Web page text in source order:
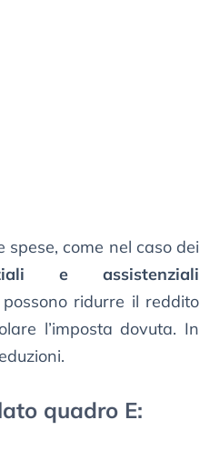
come nel caso dei
e assistenziali
possono ridurre il reddito
l’imposta dovuta. In
quadro E: